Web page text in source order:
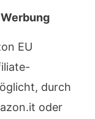
EU
durch
oder